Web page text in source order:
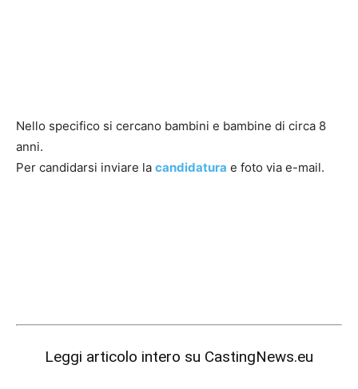
Nello specifico si cercano bambini e bambine di circa 8
anni.
Per candidarsi inviare la candidatura e foto via e-mail.
Leggi articolo intero su CastingNews.eu